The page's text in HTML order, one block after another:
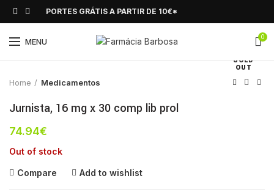
PORTES GRÁTIS A PARTIR DE 10€*
MENU 0
SOLD
OUT
Click to enlarge
Home Medicamentos
Jurnista, 16 mg x 30 comp lib prol
74.94€
Out of stock
Compare Add to wishlist